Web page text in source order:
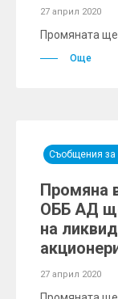
27 април 2020
Промяната ще
Още
Съобщения за
Промяна
ОББ АД
на
27 април 2020